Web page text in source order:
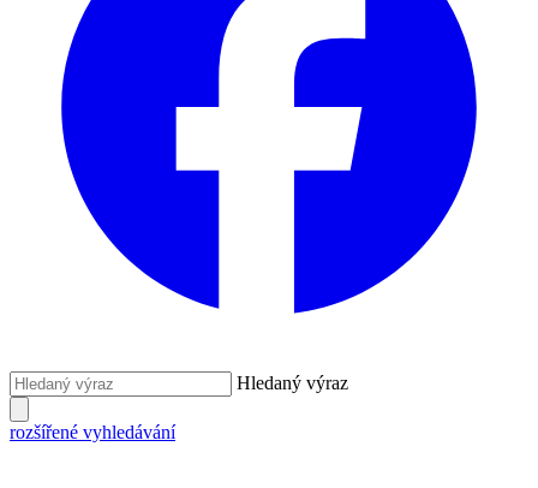
Hledaný výraz
rozšířené vyhledávání